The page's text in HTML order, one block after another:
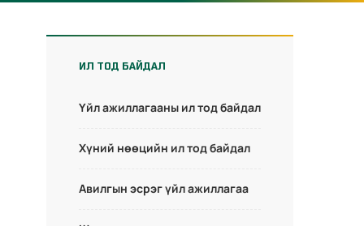
ИЛ ТОД БАЙДАЛ
Үйл ажиллагааны ил тод байдал
Хүний нөөцийн ил тод байдал
Авилгын эсрэг үйл ажиллагаа